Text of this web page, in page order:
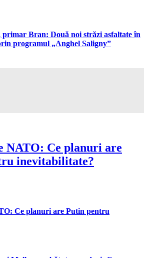
primar Bran: Două noi străzi asfaltate în
programul „Anghel Saligny”
NATO: Ce planuri are
inevitabilitate?
Ce planuri are Putin pentru